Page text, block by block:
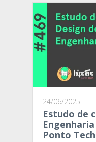
24/06/2025
Estudo de
Ponto